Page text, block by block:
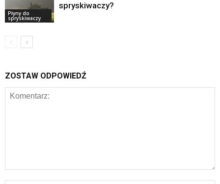
Płyny do
spryskiwaczy
spryskiwaczy?
ZOSTAW ODPOWIEDŹ